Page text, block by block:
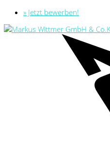
» Jetzt bewerben!